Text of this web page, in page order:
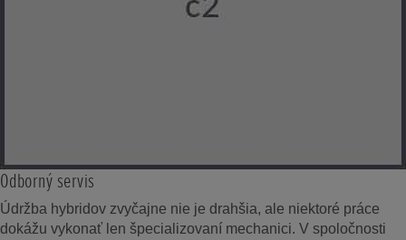
Odborný servis
Údržba hybridov zvyčajne nie je drahšia, ale niektoré práce
dokážu vykonať len špecializovaní mechanici. V spoločnosti